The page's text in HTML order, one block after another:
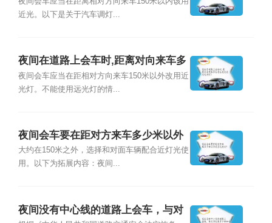
近光。以下是关于汽车调灯...
夜间在道路上会车时,距离对向来车多
远将远光灯改用近光灯?
夜间会车应当在距相对方向来车150米以外改用近
光灯。不能使用远光灯的情...
夜间会车要在距对方来车多少米以外
改用近光灯？
大约在150米之外，选择和对面车辆配合近灯光使
用。以下为拓展内容：夜间...
夜间没有中心线的道路上会车，与对